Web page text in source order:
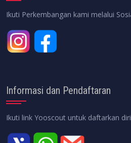
Ikuti Perkembangan kami melalui
Informasi dan Pendaftaran
Ikuti link Yooscout untuk daftarkan